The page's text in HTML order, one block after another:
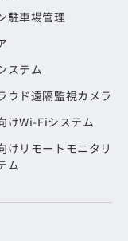
駐車場管理
ステム
ウド遠隔監視カメラ
けWi-Fiシステム
けリモートモニタリ
ム